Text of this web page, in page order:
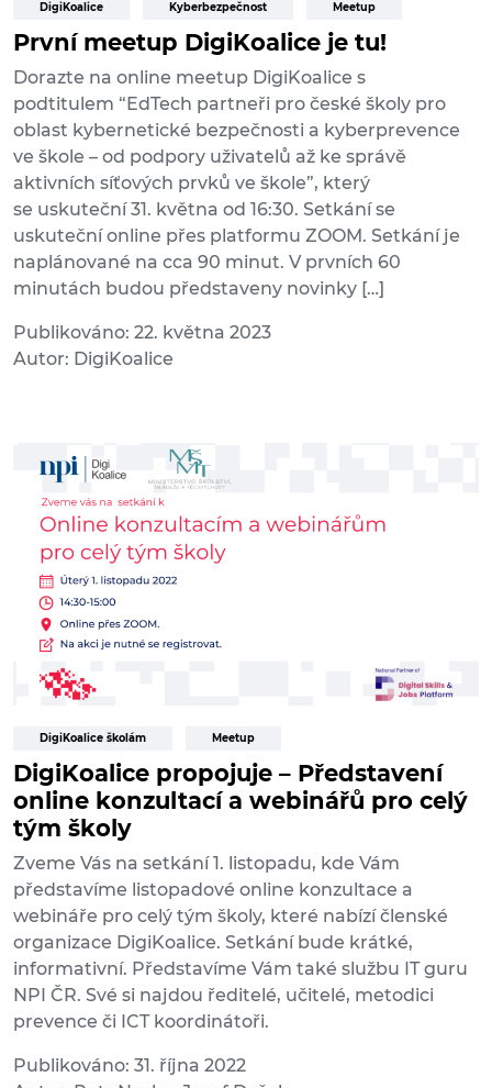
DigiKoalice Kyberbezpečnost Meetup
První meetup DigiKoalice je tu!
Dorazte na online meetup DigiKoalice s
podtitulem “EdTech partneři pro české školy pro
oblast kybernetické bezpečnosti a kyberprevence
ve škole – od podpory uživatelů až ke správě
aktivních síťových prvků ve škole”, který
se uskuteční 31. května od 16:30. Setkání se
uskuteční online přes platformu ZOOM. Setkání je
naplánované na cca 90 minut. V prvních 60
minutách budou představeny novinky […]
Publikováno: 22. května 2023
Autor: DigiKoalice
DigiKoalice školám Meetup
DigiKoalice propojuje – Představení
online konzultací a webinářů pro celý
tým školy
Zveme Vás na setkání 1. listopadu, kde Vám
představíme listopadové online konzultace a
webináře pro celý tým školy, které nabízí členské
organizace DigiKoalice. Setkání bude krátké,
informativní. Představíme Vám také službu IT guru
NPI ČR. Své si najdou ředitelé, učitelé, metodici
prevence či ICT koordinátoři.
Publikováno: 31. října 2022